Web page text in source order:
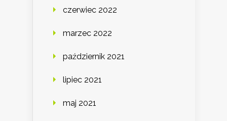
czerwiec 2022
marzec 2022
październik 2021
lipiec 2021
maj 2021